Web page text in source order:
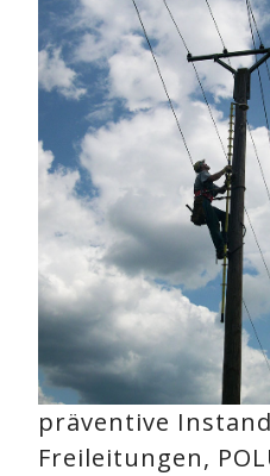
präventive
Freileitungen,